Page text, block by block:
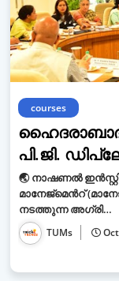
courses
പി.ജി.
🌏 നാഷണൽ
മാനേജ്മെൻറ്
നടത്തുന്ന അഗ്രി…
TUMs